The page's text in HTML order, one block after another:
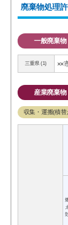
廃棄物処理
一般廃棄物
三重県 (1) ××
産業廃棄物
収集・運搬(積替
え